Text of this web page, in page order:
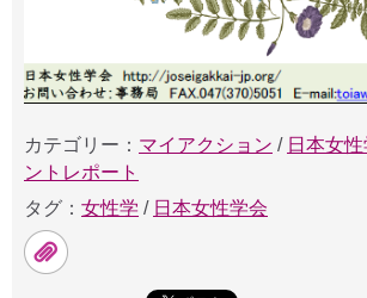
カテゴリー： マイアクション / 日本女
ントレポート
タグ： 女性学 / 日本女性学会